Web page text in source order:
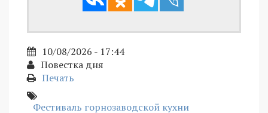
10/08/2026 - 17:44
Повестка дня
Печать
Фестиваль горнозаводской кухни